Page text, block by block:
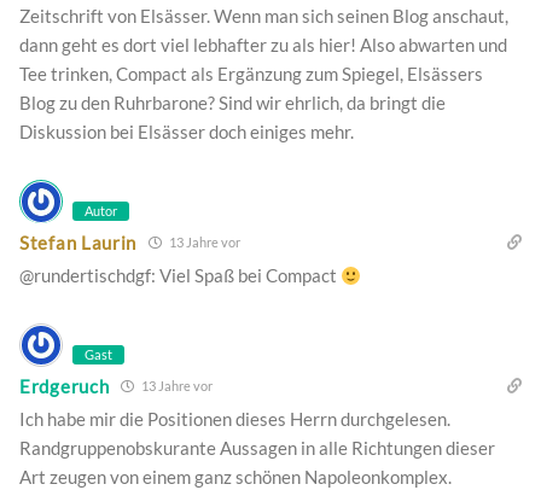
Zeitschrift von Elsässer. Wenn man sich seinen Blog anschaut,
dann geht es dort viel lebhafter zu als hier! Also abwarten und
Tee trinken, Compact als Ergänzung zum Spiegel, Elsässers
Blog zu den Ruhrbarone? Sind wir ehrlich, da bringt die
Diskussion bei Elsässer doch einiges mehr.
Autor
Stefan Laurin 13 Jahre vor
@rundertischdgf: Viel Spaß bei Compact
Gast
Erdgeruch 13 Jahre vor
Ich habe mir die Positionen dieses Herrn durchgelesen.
Randgruppenobskurante Aussagen in alle Richtungen dieser
Art zeugen von einem ganz schönen Napoleonkomplex.